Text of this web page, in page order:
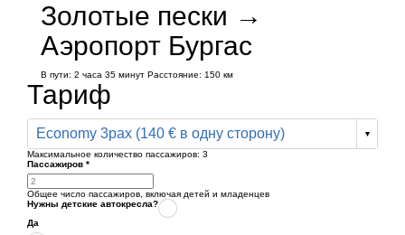
Золотые пески →
Аэропорт Бургас
В пути: 2 часа 35 минут Расстояние: 150 км
Тариф
Economy 3pax (140 € в одну сторону)
Максимальное количество пассажиров: 3
Пассажиров *
Общее число пассажиров, включая детей и младенцев
Нужны детские автокресла?
Да